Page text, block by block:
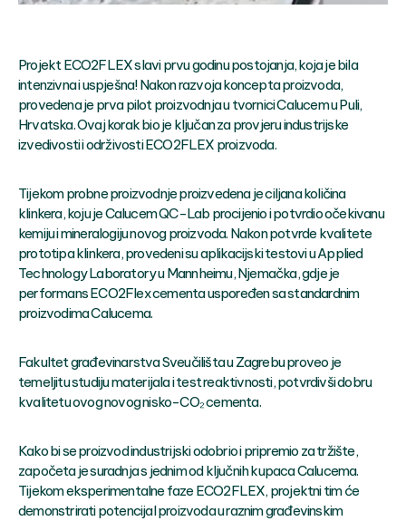
Projekt ECO2FLEX slavi prvu godinu postojanja, koja je bila
intenzivna i uspješna! Nakon razvoja koncepta proizvoda,
provedena je prva pilot proizvodnja u tvornici Calucem u Puli,
Hrvatska. Ovaj korak bio je ključan za provjeru industrijske
izvedivosti i održivosti ECO2FLEX proizvoda.
Tijekom probne proizvodnje proizvedena je ciljana količina
klinkera, koju je Calucem QC-Lab procijenio i potvrdio očekivanu
kemiju i mineralogiju novog proizvoda. Nakon potvrde kvalitete
prototipa klinkera, provedeni su aplikacijski testovi u Applied
Technology Laboratory u Mannheimu, Njemačka, gdje je
performans ECO2Flex cementa uspoređen sa standardnim
proizvodima Calucema.
Fakultet građevinarstva Sveučilišta u Zagrebu proveo je
temeljitu studiju materijala i test reaktivnosti, potvrdivši dobru
kvalitetu ovog novog nisko-CO₂ cementa.
Kako bi se proizvod industrijski odobrio i pripremio za tržište,
započeta je suradnja s jednim od ključnih kupaca Calucema.
Tijekom eksperimentalne faze ECO2FLEX, projektni tim će
demonstrirati potencijal proizvoda u raznim građevinskim